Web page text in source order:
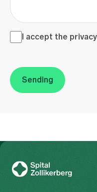
I accept the <a
I accept the
Sending